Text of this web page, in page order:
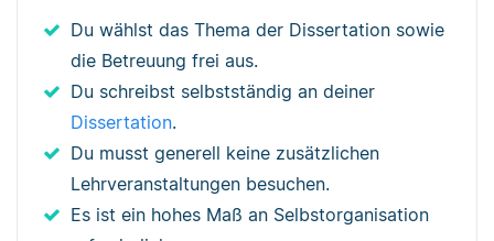
Du wählst das Thema der Dissertation sowie
die Betreuung frei aus.
Du schreibst selbstständig an deiner
Dissertation.
Du musst generell keine zusätzlichen
Lehrveranstaltungen besuchen.
Es ist ein hohes Maß an Selbstorganisation